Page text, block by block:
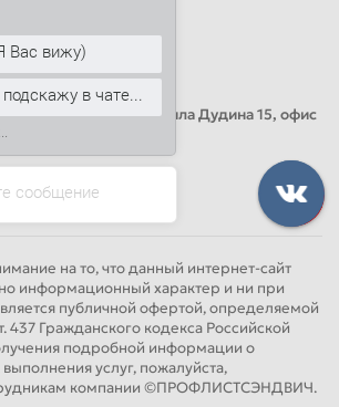
Петербург, Михаила Дудина 15, офис
на то, что данный интернет-сайт
информационный характер и ни при
публичной офертой, определяемой
437 Гражданского кодекса Российской
подробной информации о
услуг, пожалуйста,
компании ©ПРОФЛИСТСЭНДВИЧ.
сообщение
Вас вижу)
в чате...